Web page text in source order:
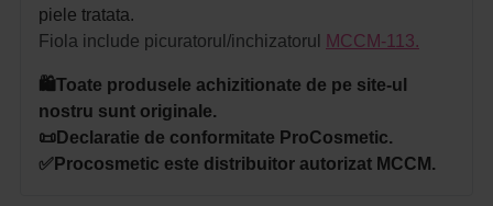
piele tratata.
Fiola include picuratorul/inchizatorul
MCCM-113.
🛍️Toate produsele achizitionate de pe site-ul
nostru sunt originale.
📜Declaratie de conformitate ProCosmetic.
✅Procosmetic este distribuitor autorizat MCCM.